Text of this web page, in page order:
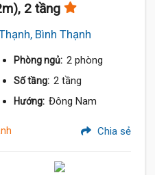
2 tầng
Bình Thạnh
Phòng ngủ: 2 phòng
Số tầng: 2 tầng
Hướng: Đông Nam
Chia sẻ